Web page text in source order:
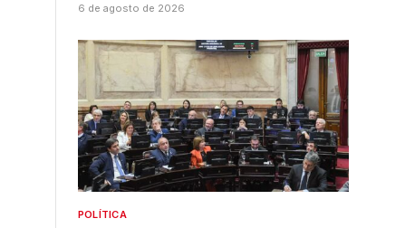
6 de agosto de 2026
POLÍTICA